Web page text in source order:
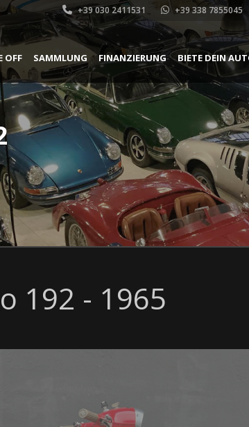
+39 030 2411531 +39 338 7855045
OFF SAMMLUNG FINANZIERUNG BIETE DEIN
192 - 1965